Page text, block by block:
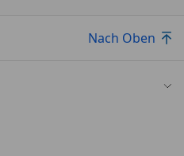
Nach Oben